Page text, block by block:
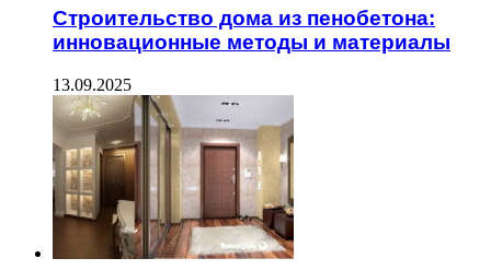
Строительство дома из пенобетона:
инновационные методы и материалы
13.09.2025